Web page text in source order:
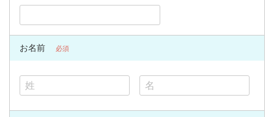
お名前 必須